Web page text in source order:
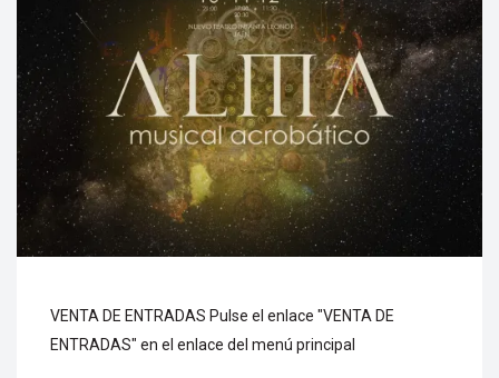
VENTA DE ENTRADAS Pulse el enlace "VENTA DE
ENTRADAS" en el enlace del menú principal